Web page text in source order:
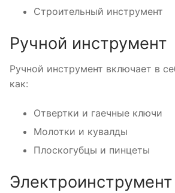
Строительный инструмент
Ручной инструмент
Ручной инструмент включает в
как:
Отвертки и гаечные ключи
Молотки и кувалды
Плоскогубцы и пинцеты
Электроинструмент